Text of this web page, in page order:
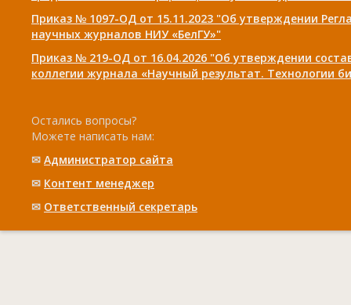
Приказ № 1097-ОД от 15.11.2023 "Об утверждении
научных журналов НИУ «БелГУ»"
Приказ № 219-ОД от 16.04.2026 "Об утверждении
коллегии журнала «Научный результат. Технологии
Остались вопросы?
Можете написать нам:
✉ Администратор сайта
✉ Контент менеджер
✉ Ответственный cекретарь